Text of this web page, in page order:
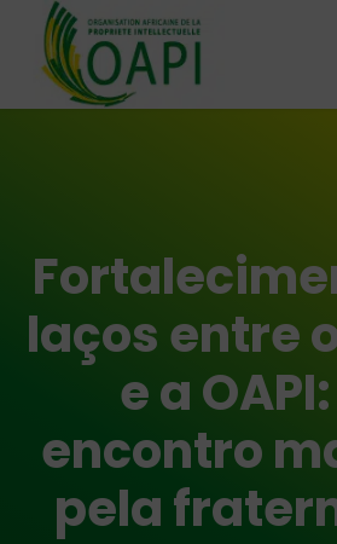
laços entre
e a
encontro
pela